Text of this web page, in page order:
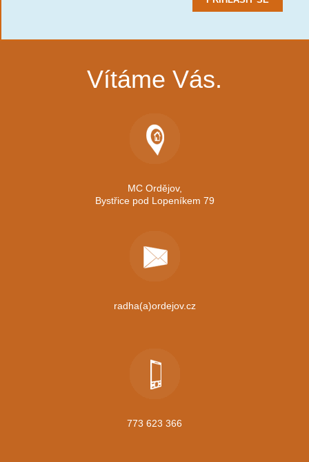
Vítáme Vás.
MC Ordějov,
Bystřice pod Lopeníkem 79
radha(a)ordejov.cz
773 623 366